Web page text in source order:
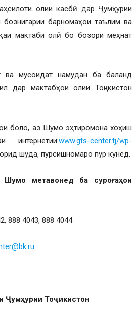
олии касбӣ дар Ҷумҳурии
бознигарии барномаҳои таълим ва
мактаби олӣ бо бозори меҳнат
ва мусоидат намудан ба баланд
дар мактабҳои олии Тоҷикистон
боло, аз Шумо эҳтиромона хоҳиш
интернетии:www.gts-center.tj/wp-
шуда, пурсишномаро пур кунед.
Шумо метавонед ба суроғаҳои
888 4043, 888 4044
Ҷумҳурии Тоҷикистон